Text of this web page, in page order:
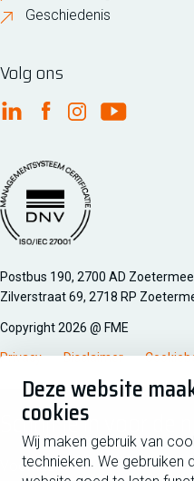
Deze website
cookies
Wij maken gebruik van
technieken. We gebruiken
Geschiedenis
Volg ons
FME Linkedin
FME Facebook
FME Instagram
FME
Managementsyteem
Postbus 190, 2700 AD
Zilverstraat 69, 2718 RP
Copyright 2026 @ FME
Privacy Disclaimer
Schrijf je in voor de
Voornaam